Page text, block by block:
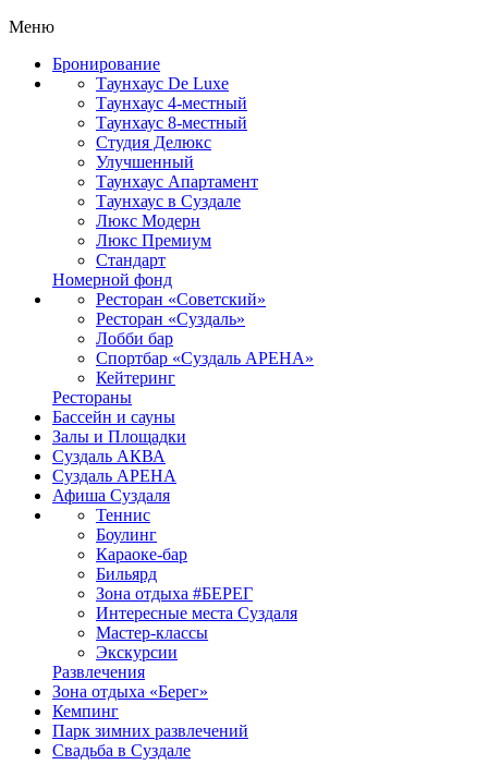
Меню
Бронирование
Таунхаус De Luxe
Таунхаус 4-местный
Таунхаус 8-местный
Студия Делюкс
Улучшенный
Таунхаус Апартамент
Таунхаус в Суздале
Люкс Модерн
Люкс Премиум
Стандарт
Номерной фонд
Ресторан «Советский»
Ресторан «Суздаль»
Лобби бар
Спортбар «Суздаль АРЕНА»
Кейтеринг
Рестораны
Бассейн и сауны
Залы и Площадки
Суздаль АКВА
Суздаль АРЕНА
Афиша Суздаля
Теннис
Боулинг
Караоке-бар
Бильярд
Зона отдыха #БЕРЕГ
Интересные места Суздаля
Мастер-классы
Экскурсии
Развлечения
Зона отдыха «Берег»
Кемпинг
Парк зимних развлечений
Свадьба в Суздале